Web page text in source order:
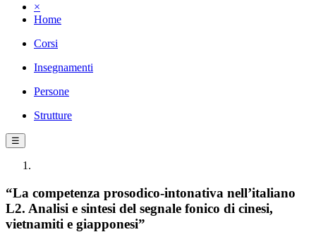
×
Home
Corsi
Insegnamenti
Persone
Strutture
☰
“La competenza prosodico-intonativa nell’italiano
L2. Analisi e sintesi del segnale fonico di cinesi,
vietnamiti e giapponesi”